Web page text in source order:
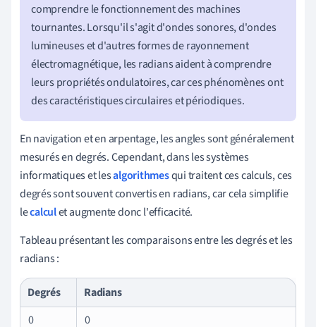
comprendre le fonctionnement des machines
tournantes. Lorsqu'il s'agit d'ondes sonores, d'ondes
lumineuses et d'autres formes de rayonnement
électromagnétique, les radians aident à comprendre
leurs propriétés ondulatoires, car ces phénomènes ont
des caractéristiques circulaires et périodiques.
En navigation et en arpentage, les angles sont généralement
mesurés en degrés. Cependant, dans les systèmes
informatiques et lesalgorithmesqui traitent ces calculs, ces
degrés sont souvent convertis en radians, car cela simplifie
lecalculet augmente donc l'efficacité.
Tableau présentant les comparaisons entre les degrés et les
radians :
Degrés
Radians
0
0